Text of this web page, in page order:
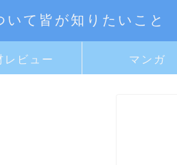
て皆が知りたいこと
レビュー マンガ